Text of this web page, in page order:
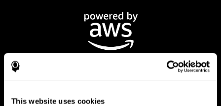
This website uses cookies